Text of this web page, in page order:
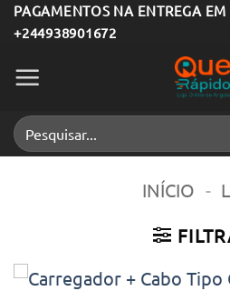
Skip
to
content
PAGAMENTOS NA ENTREGA
+244938901672
Pesquisar
por:
INÍCIO -